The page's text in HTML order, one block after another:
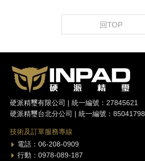
回TOP
硬派精璽有限公司 | 統一編號：27845621
硬派精璽台北分公司 | 統一編號：85041798
技術及訂單服務專線
電話：06-208-0909
行動：0978-089-187